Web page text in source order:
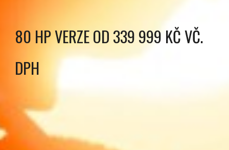
80 HPVERZEOD339 999KČ VČ.
DPH